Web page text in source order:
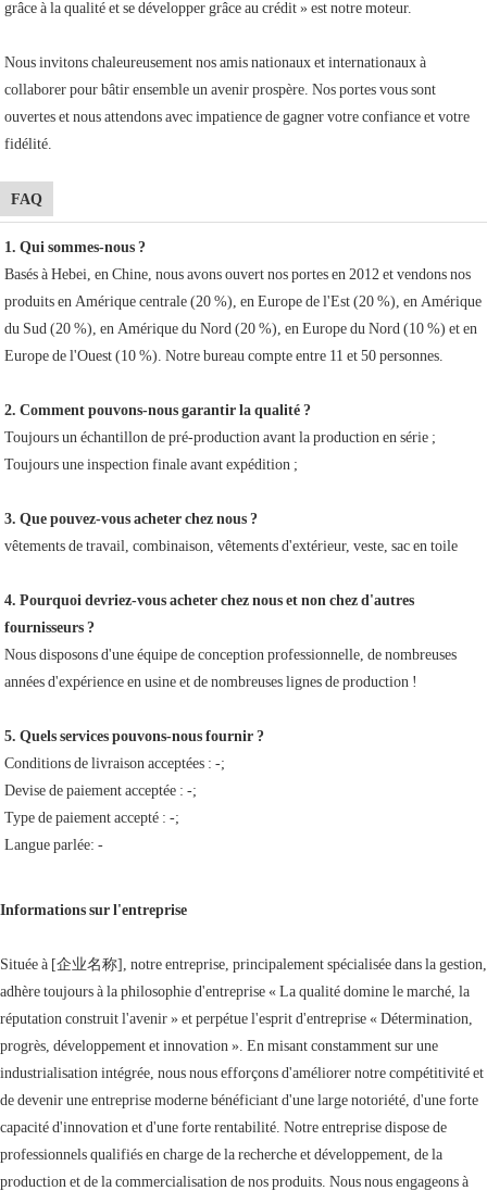
grâce à la qualité et se développer grâce au crédit » est notre moteur.
Nous invitons chaleureusement nos amis nationaux et internationaux à
collaborer pour bâtir ensemble un avenir prospère. Nos portes vous sont
ouvertes et nous attendons avec impatience de gagner votre confiance et votre
fidélité.
FAQ
1. Qui sommes-nous ?
Basés à Hebei, en Chine, nous avons ouvert nos portes en 2012 et vendons nos
produits en Amérique centrale (20 %), en Europe de l'Est (20 %), en Amérique
du Sud (20 %), en Amérique du Nord (20 %), en Europe du Nord (10 %) et en
Europe de l'Ouest (10 %). Notre bureau compte entre 11 et 50 personnes.
2. Comment pouvons-nous garantir la qualité ?
Toujours un échantillon de pré-production avant la production en série ;
Toujours une inspection finale avant expédition ;
3. Que pouvez-vous acheter chez nous ?
vêtements de travail, combinaison, vêtements d'extérieur, veste, sac en toile
4. Pourquoi devriez-vous acheter chez nous et non chez d'autres
fournisseurs ?
Nous disposons d'une équipe de conception professionnelle, de nombreuses
années d'expérience en usine et de nombreuses lignes de production !
5. Quels services pouvons-nous fournir ?
Conditions de livraison acceptées : -;
Devise de paiement acceptée : -;
Type de paiement accepté : -;
Langue parlée: -
Informations sur l'entreprise
Située à [企业名称], notre entreprise, principalement spécialisée dans la gestion,
adhère toujours à la philosophie d'entreprise « La qualité domine le marché, la
réputation construit l'avenir » et perpétue l'esprit d'entreprise « Détermination,
progrès, développement et innovation ». En misant constamment sur une
industrialisation intégrée, nous nous efforçons d'améliorer notre compétitivité et
de devenir une entreprise moderne bénéficiant d'une large notoriété, d'une forte
capacité d'innovation et d'une forte rentabilité. Notre entreprise dispose de
professionnels qualifiés en charge de la recherche et développement, de la
production et de la commercialisation de nos produits. Nous nous engageons à